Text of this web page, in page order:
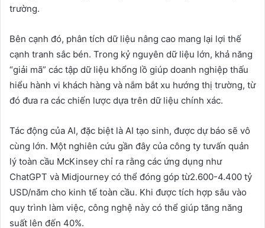
trường.
Bên cạnh đó, phân tích dữ liệu nâng cao mang lại lợi thế
cạnh tranh sắc bén. Trong kỷ nguyên dữ liệu lớn, khả năng
“giải mã” các tập dữ liệu khổng lồ giúp doanh nghiệp thấu
hiểu hành vi khách hàng và nắm bắt xu hướng thị trường, từ
đó đưa ra các chiến lược dựa trên dữ liệu chính xác.
Tác động của AI, đặc biệt là AI tạo sinh, được dự báo sẽ vô
cùng lớn. Một nghiên cứu gần đây của công ty tưvấn quản
lý toàn cầu McKinsey chỉ ra rằng các ứng dụng như
ChatGPT và Midjourney có thể đóng góp từ2.600-4.400 tỷ
USD/năm cho kinh tế toàn cầu. Khi được tích hợp sâu vào
quy trình làm việc, công nghệ này có thể giúp tăng năng
suất lên đến 40%.